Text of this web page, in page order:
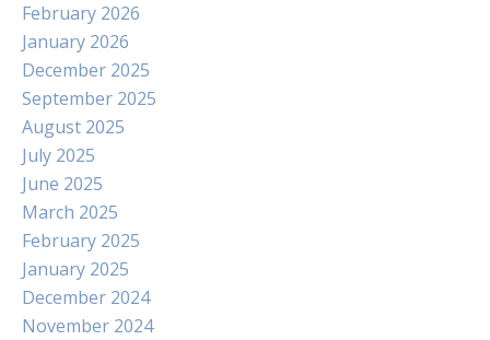
February 2026
January 2026
December 2025
September 2025
August 2025
July 2025
June 2025
March 2025
February 2025
January 2025
December 2024
November 2024